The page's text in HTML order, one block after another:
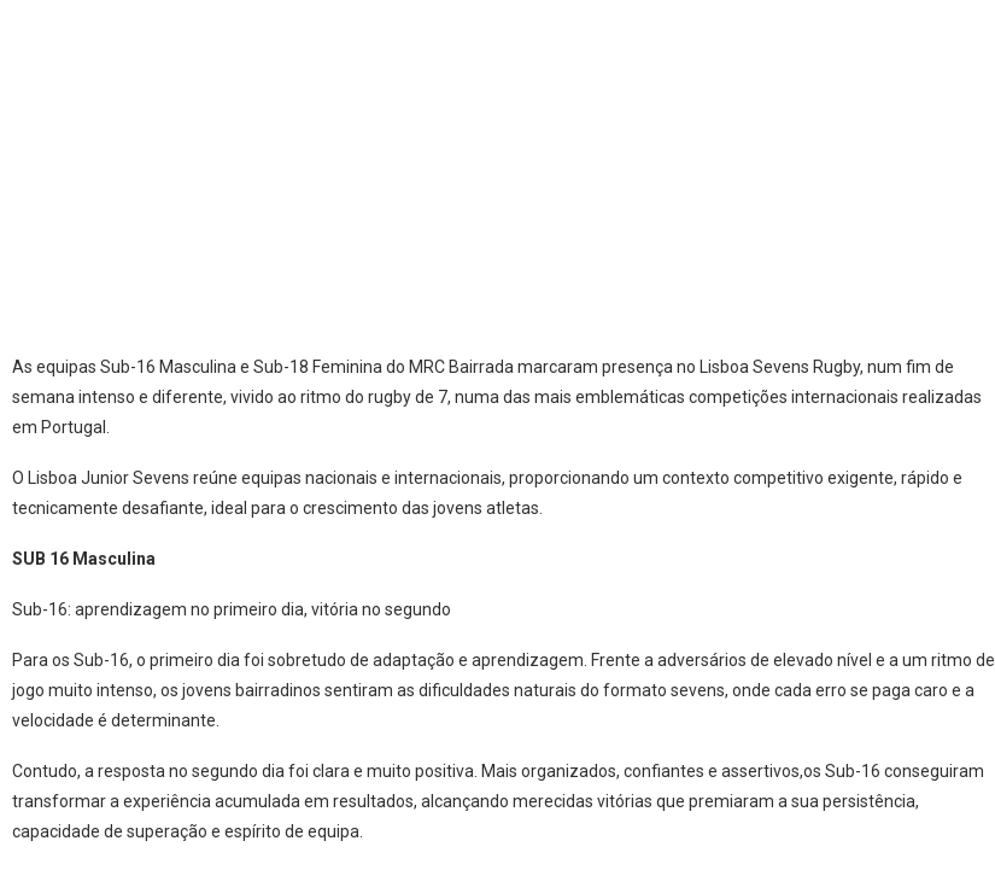
As equipas Sub-16 Masculina e Sub-18 Feminina do MRC Bairrada marcaram presença no Lisboa Sevens Rugby, num fim de
semana intenso e diferente, vivido ao ritmo do rugby de 7, numa das mais emblemáticas competições internacionais realizadas
em Portugal.
O Lisboa Junior Sevens reúne equipas nacionais e internacionais, proporcionando um contexto competitivo exigente, rápido e
tecnicamente desafiante, ideal para o crescimento das jovens atletas.
SUB 16 Masculina
Sub-16: aprendizagem no primeiro dia, vitória no segundo
Para os Sub-16, o primeiro dia foi sobretudo de adaptação e aprendizagem. Frente a adversários de elevado nível e a um ritmo de
jogo muito intenso, os jovens bairradinos sentiram as dificuldades naturais do formato sevens, onde cada erro se paga caro e a
velocidade é determinante.
Contudo, a resposta no segundo dia foi clara e muito positiva. Mais organizados, confiantes e assertivos,os Sub-16 conseguiram
transformar a experiência acumulada em resultados, alcançando merecidas vitórias que premiaram a sua persistência,
capacidade de superação e espírito de equipa.